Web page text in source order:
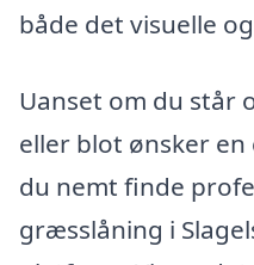
både det visuelle
Uanset om du står
eller blot ønsker
du nemt finde
græsslåning i